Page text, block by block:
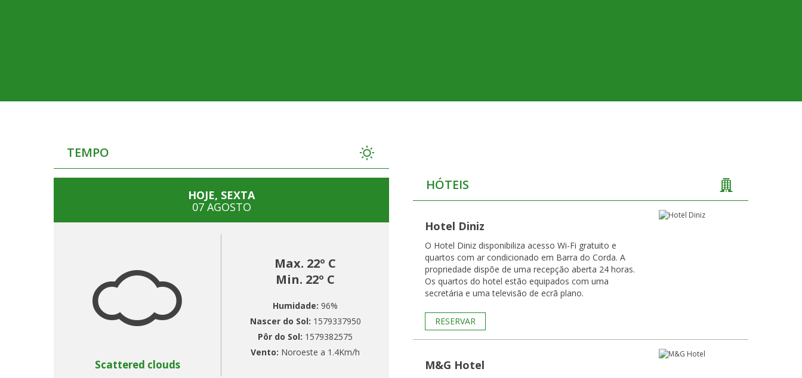
TEMPO
HOJE, SEXTA
07 AGOSTO
Scattered clouds
Max. 22º C
Min. 22º C
Humidade: 96%
Nascer do Sol: 1579337950
Pôr do Sol: 1579382575
Vento: Noroeste a 1.4Km/h
HÓTEIS
Hotel Diniz
O Hotel Diniz disponibiliza acesso Wi-Fi gratuito e
quartos com ar condicionado em Barra do Corda. A
propriedade dispõe de uma recepção aberta 24 horas.
Os quartos do hotel estão equipados com uma
secretária e uma televisão de ecrã plano.
RESERVAR
M&G Hotel